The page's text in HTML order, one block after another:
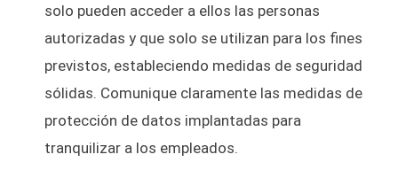
solo pueden acceder a ellos las personas
autorizadas y que solo se utilizan para los fines
previstos, estableciendo medidas de seguridad
sólidas. Comunique claramente las medidas de
protección de datos implantadas para
tranquilizar a los empleados.